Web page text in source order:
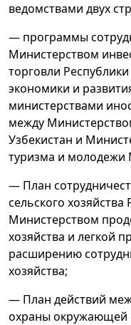
ведомствами двух
— программы
Министерством
торговли
экономики и
министерствами
между
Узбекистан и
туризма и молодежи
— План
сельского
Министерством
хозяйства и легкой
расширению
хозяйства;
— План действий
охраны окружающей